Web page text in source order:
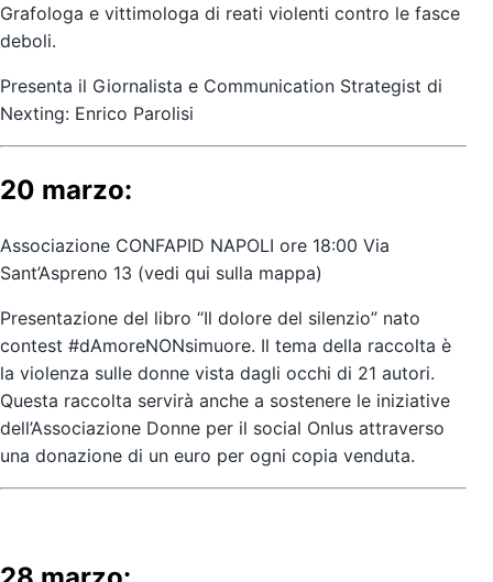
Grafologa e vittimologa di reati violenti contro le fasce
deboli.
Presenta il Giornalista e Communication Strategist di
Nexting: Enrico Parolisi
20 marzo:
Associazione CONFAPID NAPOLI ore 18:00 Via
Sant’Aspreno 13 (vedi qui sulla mappa)
Presentazione del libro “Il dolore del silenzio” nato
contest #dAmoreNONsimuore. Il tema della raccolta è
la violenza sulle donne vista dagli occhi di 21 autori.
Questa raccolta servirà anche a sostenere le iniziative
dell’Associazione Donne per il social Onlus attraverso
una donazione di un euro per ogni copia venduta.